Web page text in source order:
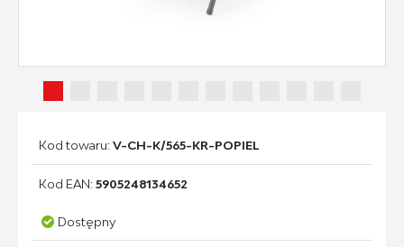
Kod towaru:V-CH-K/565-KR-POPIEL
Kod EAN:5905248134652
Dostępny